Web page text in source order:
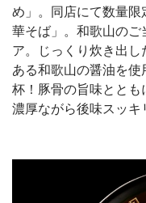
め」。同店にて数量限
華そば」。和歌山のご
ア。じっくり炊き出
ある和歌山の醤油を
杯！豚骨の旨味ととも
濃厚ながら後味スッキ